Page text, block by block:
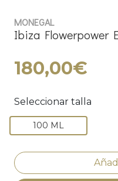
MONEGAL
Ibiza Flowerpower
180,00€
Seleccionar talla
100 ML